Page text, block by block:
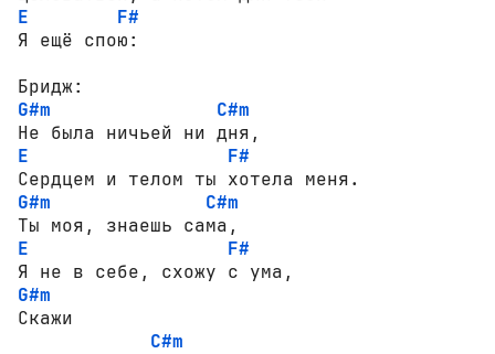
E
F#
Я ещё спою:
G#m
C#m
E
F#
G#m
C#m
E
F#
G#m
Скажи
C#m